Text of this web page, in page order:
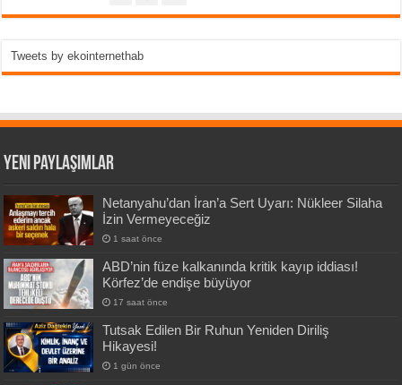
Tweets by ekointernethab
Yeni Paylaşımlar
Netanyahu’dan İran’a Sert Uyarı: Nükleer Silaha
İzin Vermeyeceğiz
1 saat önce
ABD’nin füze kalkanında kritik kayıp iddiası!
Körfez’de endişe büyüyor
17 saat önce
Tutsak Edilen Bir Ruhun Yeniden Diriliş
Hikayesi!
1 gün önce